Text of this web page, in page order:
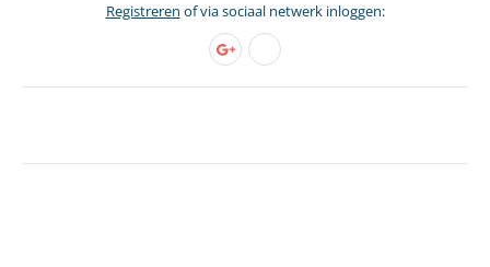
Registreren of via sociaal netwerk inloggen: